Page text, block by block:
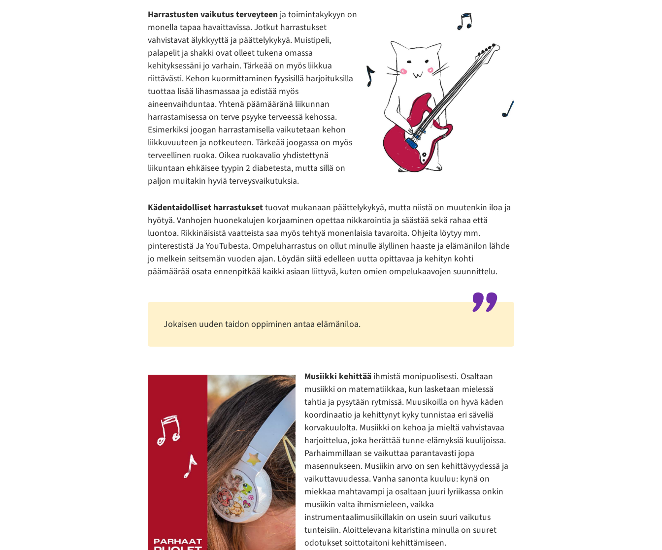
Harrastusten vaikutus terveyteen ja toimintakykyyn on
monella tapaa havaittavissa. Jotkut harrastukset
vahvistavat älykkyyttä ja päättelykykyä. Muistipeli,
palapelit ja shakki ovat olleet tukena omassa
kehityksessäni jo varhain. Tärkeää on myös liikkua
riittävästi. Kehon kuormittaminen fyysisillä harjoituksilla
tuottaa lisää lihasmassaa ja edistää myös
aineenvaihduntaa. Yhtenä päämääränä liikunnan
harrastamisessa on terve psyyke terveessä kehossa.
Esimerkiksi joogan harrastamisella vaikutetaan kehon
liikkuvuuteen ja notkeuteen. Tärkeää joogassa on myös
terveellinen ruoka. Oikea ruokavalio yhdistettynä
liikuntaan ehkäisee tyypin 2 diabetesta, mutta sillä on
paljon muitakin hyviä terveysvaikutuksia.
Kädentaidolliset harrastuksettuovat mukanaan päättelykykyä, mutta niistä on muutenkin iloa ja
hyötyä. Vanhojen huonekalujen korjaaminen opettaa nikkarointia ja säästää sekä rahaa että
luontoa. Rikkinäisistä vaatteista saa myös tehtyä monenlaisia tavaroita. Ohjeita löytyy mm.
pinterestistä Ja YouTubesta. Ompeluharrastus on ollut minulle älyllinen haaste ja elämänilon lähde
jo melkein seitsemän vuoden ajan. Löydän siitä edelleen uutta opittavaa ja kehityn kohti
päämäärää osata ennenpitkää kaikki asiaan liittyvä, kuten omien ompelukaavojen suunnittelu.
Jokaisen uuden taidon oppiminen antaa elämäniloa.
Musiikki kehittääihmistä monipuolisesti. Osaltaan
musiikki on matematiikkaa, kun lasketaan mielessä
tahtia ja pysytään rytmissä. Muusikoilla on hyvä käden
koordinaatio ja kehittynyt kyky tunnistaa eri säveliä
korvakuulolta. Musiikki on kehoa ja mieltä vahvistavaa
harjoittelua, joka herättää tunne-elämyksiä kuulijoissa.
Parhaimmillaan se vaikuttaa parantavasti jopa
masennukseen. Musiikin arvo on sen kehittävyydessä ja
vaikuttavuudessa. Vanha sanonta kuuluu: kynä on
miekkaa mahtavampi ja osaltaan juuri lyriikassa onkin
musiikin valta ihmismieleen, vaikka
instrumentaalimusiikillakin on usein suuri vaikutus
tunteisiin. Aloittelevana kitaristina minulla on suuret
odotukset soittotaitoni kehittämiseen.